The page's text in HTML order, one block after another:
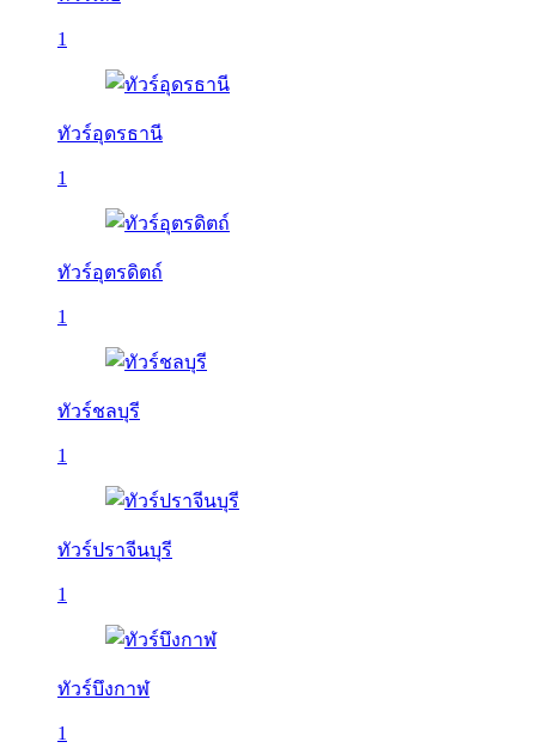
1
ทัวร์อุดรธานี
1
ทัวร์อุตรดิตถ์
1
ทัวร์ชลบุรี
1
ทัวร์ปราจีนบุรี
1
ทัวร์บึงกาฬ
1